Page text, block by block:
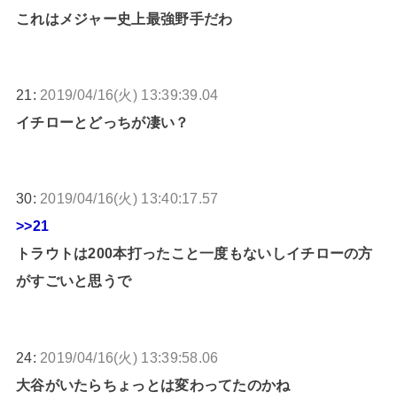
これはメジャー史上最強野手だわ
21: 2019/04/16(火) 13:39:39.04
イチローとどっちが凄い？
30: 2019/04/16(火) 13:40:17.57
>>21
トラウトは200本打ったこと一度もないしイチローの方
がすごいと思うで
24: 2019/04/16(火) 13:39:58.06
大谷がいたらちょっとは変わってたのかね